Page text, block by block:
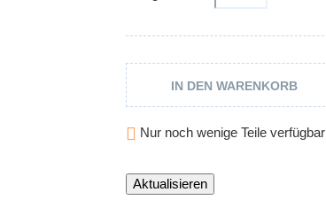
IN DEN WARENKORB
 Nur noch wenige Teile verfügbar